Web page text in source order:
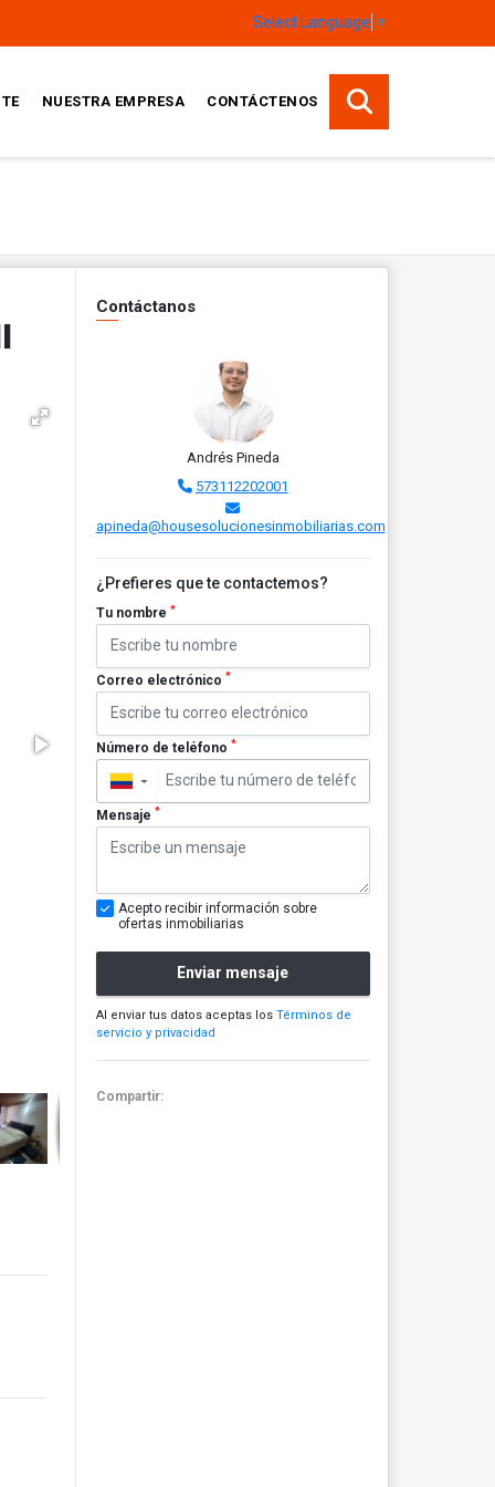
Select Language ▼
NUESTRA EMPRESA CONTÁCTENOS
Contáctanos
Andrés Pineda
573112202001
apineda@housesolucionesinmobiliarias.com
¿Prefieres que te contactemos?
Tu nombre *
Correo electrónico *
Número de teléfono *
▼
Mensaje *
Acepto recibir información sobre
ofertas inmobiliarias
Enviar mensaje
Al enviar tus datos aceptas los Términos de
servicio y privacidad
Compartir: